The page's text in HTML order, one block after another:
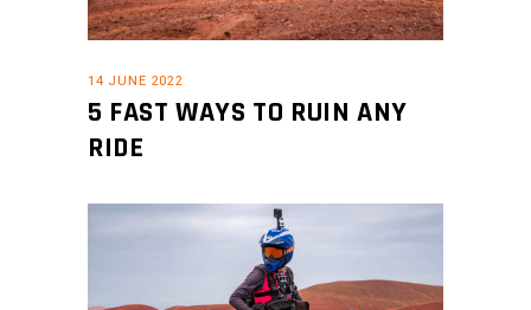
14 JUNE 2022
5 FAST WAYS TO RUIN ANY
RIDE